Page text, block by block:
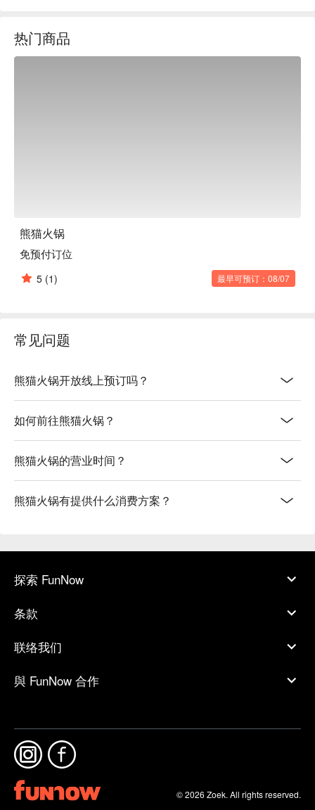
材，据说这些食材能为您在中国带来力量。餐厅的设计营造出
私密的氛围，员工热情友好，让您倍感轻松惬意。在这家火锅
热门商品
熊猫火锅
免预付订位
5 (1) 最早可预订：08/07
常见问题
熊猫火锅开放线上预订吗？
如何前往熊猫火锅？
熊猫火锅的营业时间？
熊猫火锅有提供什么消费方案？
探索 FunNow
条款
联络我们
與 FunNow 合作
© 2026 Zoek. All rights reserved.